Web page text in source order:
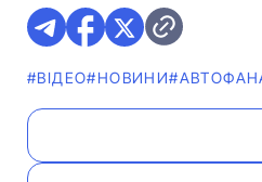
#ВІДЕО#НОВИНИ